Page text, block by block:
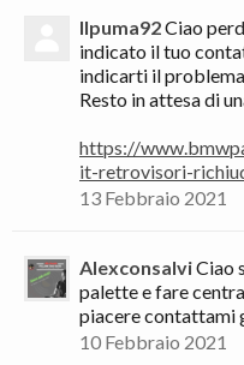
Ilpuma92Ciao
indicato il tuo
indicarti il
Resto in attesa di
https://
it-retrovisori-
13 Febbraio 2021
AlexconsalviCiao
palette e fare
piacere contattami
10 Febbraio 2021